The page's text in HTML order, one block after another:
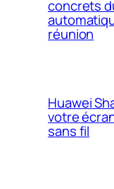
concrets
réunion
Huawei
votre
sans fil